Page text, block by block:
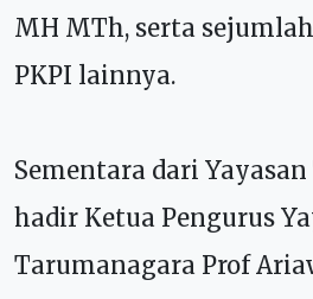
MH MTh, serta
PKPI lainnya.
Sementara dari
hadir Ketua Pengurus
Tarumanagara Prof